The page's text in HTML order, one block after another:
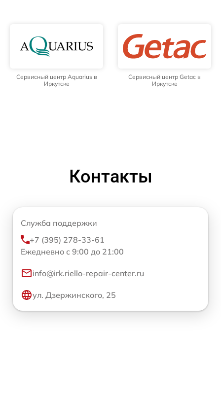
Сервисный центр Aquarius в
Иркутске
Сервисный центр Getac в
Иркутске
Контакты
Служба поддержки
+7 (395) 278-33-61
Ежедневно с 9:00 до 21:00
info@irk.riello-repair-center.ru
ул. Дзержинского, 25